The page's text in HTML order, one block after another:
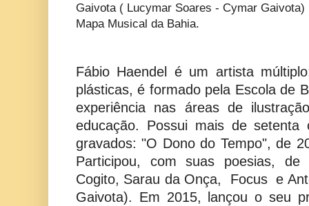
Gaivota ( Lucymar Soares - Cymar
Mapa Musical da Bahia.
Fábio Haendel é um artista
plásticas, é formado pela Escola de
experiência nas áreas de
educação. Possui mais de setenta
gravados: "O Dono do Tempo", de
Participou, com suas poesias, de
Cogito, Sarau da Onça, Focus e
Gaivota). Em 2015, lançou o seu